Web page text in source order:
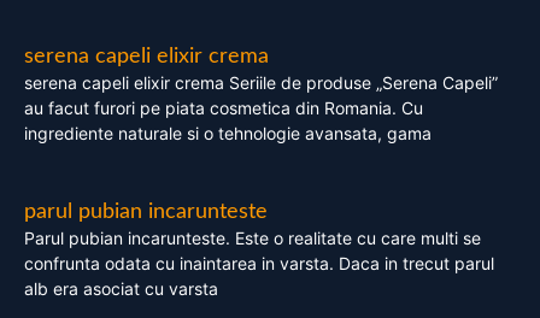
serena capeli elixir crema
serena capeli elixir crema Seriile de produse „Serena Capeli”
au facut furori pe piata cosmetica din Romania. Cu
ingrediente naturale si o tehnologie avansata, gama
parul pubian incarunteste
Parul pubian incarunteste. Este o realitate cu care multi se
confrunta odata cu inaintarea in varsta. Daca in trecut parul
alb era asociat cu varsta